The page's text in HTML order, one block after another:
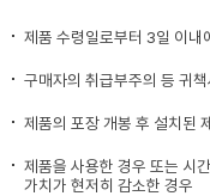
제품 수령일로부터 3일 이내
구매자의 취급부주의 등 귀
제품의 포장 개봉 후 설치된
제품을 사용한 경우 또는 시
가치가 현저히 감소한 경우